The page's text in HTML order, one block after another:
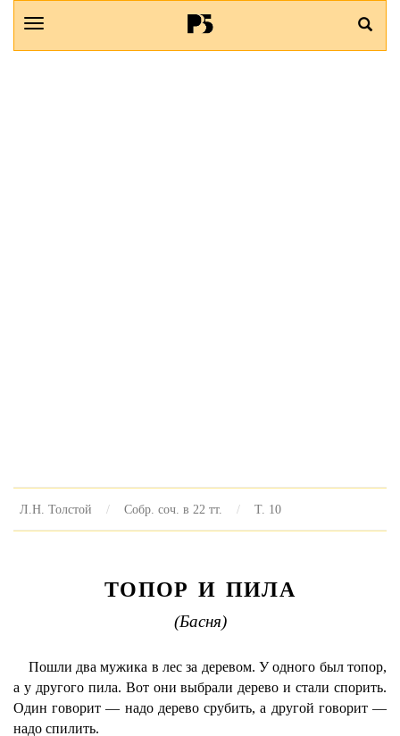
Л.Н. Толстой Собр. соч. в 22 тт. Т. 10
ТОПОР И ПИЛА
(Басня)
Пошли два мужика в лес за деревом. У одного был топор,
а у другого пила. Вот они выбрали дерево и стали спорить.
Один говорит — надо дерево срубить, а другой говорит —
надо спилить.